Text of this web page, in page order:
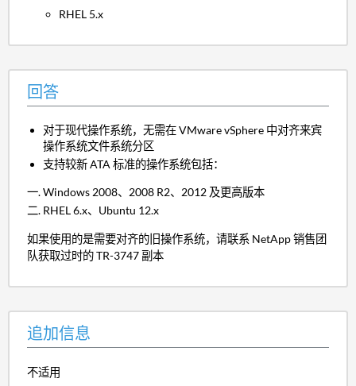
RHEL 5.x
回答
对于现代操作系统，无需在 VMware vSphere 中对齐来宾
操作系统文件系统分区
支持较新 ATA 标准的操作系统包括：
Windows 2008、2008 R2、2012 及更高版本
RHEL 6.x、Ubuntu 12.x
如果使用的是需要对齐的旧操作系统，请联系 NetApp 销售团
队获取过时的 TR-3747 副本
追加信息
不适用